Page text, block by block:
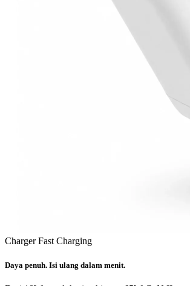
Charger Fast Charging
Daya penuh. Isi ulang dalam menit.